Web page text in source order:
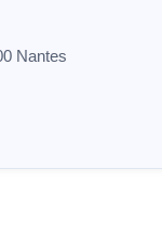
Nantes